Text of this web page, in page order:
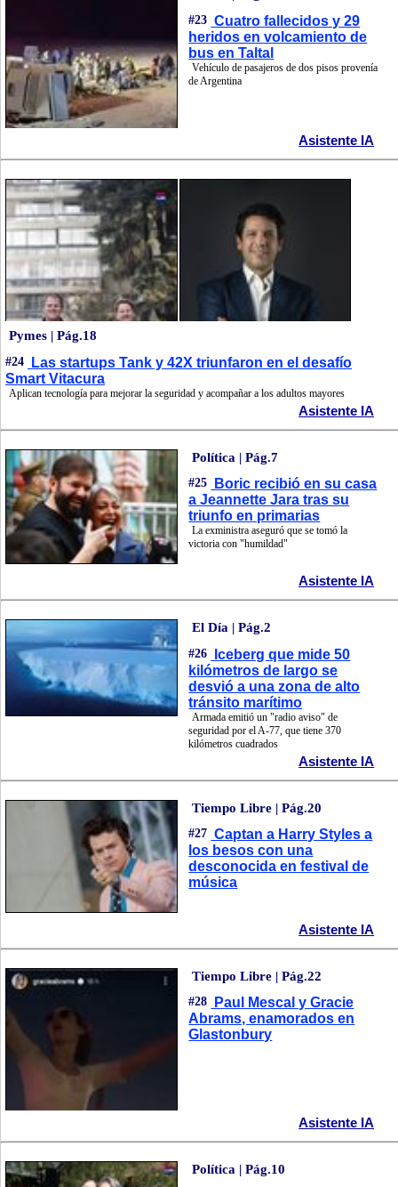
#23 Cuatro fallecidos y 29
heridos en volcamiento de
bus en Taltal
Vehículo de pasajeros de dos pisos provenía
de Argentina
Asistente IA
Pymes | Pág.18
#24
Las startups Tank y 42X triunfaron en el desafío
Smart Vitacura
Aplican tecnología para mejorar la seguridad y acompañar a los adultos mayores
Asistente IA
Política | Pág.7
#25
Boric recibió en su casa
a Jeannette Jara tras su
triunfo en primarias
La exministra aseguró que se tomó la
victoria con "humildad"
Asistente IA
El Día | Pág.2
#26
Iceberg que mide 50
kilómetros de largo se
desvió a una zona de alto
tránsito marítimo
Armada emitió un "radio aviso" de
seguridad por el A-77, que tiene 370
kilómetros cuadrados
Asistente IA
Tiempo Libre | Pág.20
#27 Captan a Harry Styles a
los besos con una
desconocida en festival de
música
Asistente IA
Tiempo Libre | Pág.22
#28
Paul Mescal y Gracie
Abrams, enamorados en
Glastonbury
Asistente IA
Política | Pág.10